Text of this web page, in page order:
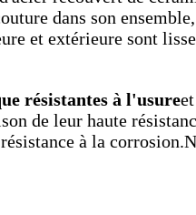
dans son
et extérieure sont
résistantes à l'usure
de leur haute
à la